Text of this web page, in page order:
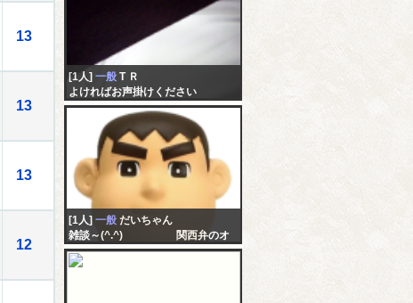
13
13
13
12
[1人] 一般 T Ｒ
よければお声掛けください
[1人] 一般 だいちゃん
雑談～(^.^) 関西弁のオ
ッちゃんやで～